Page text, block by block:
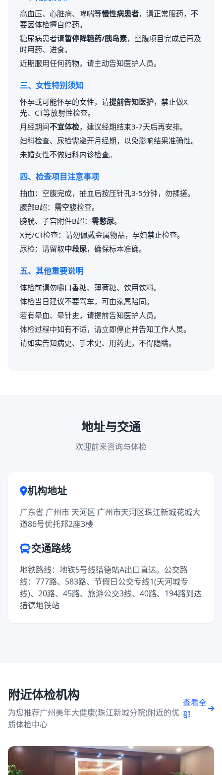
高血压、心脏病、哮喘等慢性病患者，请正常服药，不
要因体检擅自停药。
糖尿病患者请暂停降糖药/胰岛素，空腹项目完成后再及
时用药、进食。
近期服用任何药物，请主动告知医护人员。
三、女性特别须知
怀孕或可能怀孕的女性，请提前告知医护，禁止做X
光、CT等放射性检查。
月经期间不宜体检，建议经期结束3-7天后再安排。
妇科检查、尿检需避开月经期，以免影响结果准确性。
未婚女性不做妇科内诊检查。
四、检查项目注意事项
抽血：空腹完成，抽血后按压针孔3-5分钟，勿揉搓。
腹部B超：需空腹检查。
膀胱、子宫附件B超：需憋尿。
X光/CT检查：请勿佩戴金属物品，孕妇禁止检查。
尿检：请留取中段尿，确保标本准确。
五、其他重要说明
体检前请勿嚼口香糖、薄荷糖、饮用饮料。
体检当日建议不要驾车，可由家属陪同。
若有晕血、晕针史，请提前告知医护人员。
体检过程中如有不适，请立即停止并告知工作人员。
请如实告知病史、手术史、用药史，不得隐瞒。
地址与交通
欢迎前来咨询与体检
机构地址
广东省 广州市 天河区 广州市天河区珠江新城花城大
道86号优托邦2座3楼
交通路线
地铁路线：地铁5号线猎德站A出口直达。公交路
线：777路、583路、节假日公交专线1(天河城专
线)、20路、45路、旅游公交3线、40路、194路到达
猎德地铁站
附近体检机构
为您推荐广州美年大健康(珠江新城分院)附近的优
质体检中心
查看全
部